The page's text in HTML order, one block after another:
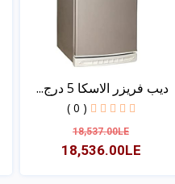
ديب فريزر الاسكا 5 درج...
( 0 )
18,537.00LE
18,536.00LE